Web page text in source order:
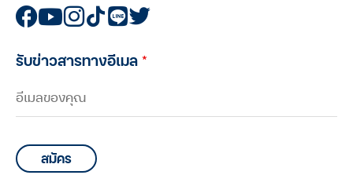
รับข่าวสารทางอีเมล*